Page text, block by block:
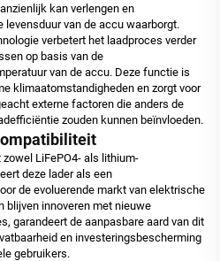
kan verlengen en
van de accu waarborgt.
verbetert het laadproces verder
op basis van de
van de accu. Deze functie is
klimaatomstandigheden en zorgt voor
externe factoren die anders de
zouden kunnen beïnvloeden.
LiFePO4- als lithium-
deze lader als een
de evoluerende markt van elektrische
blijven innoveren met nieuwe
garandeert de aanpasbare aard van dit
en investeringsbescherming
gebruikers.